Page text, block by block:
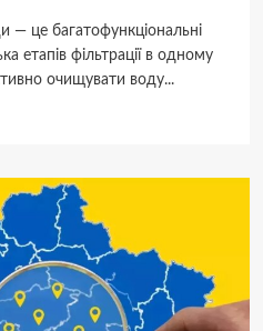
— це багатофункціональні
етапів фільтрації в одному
очищувати воду...